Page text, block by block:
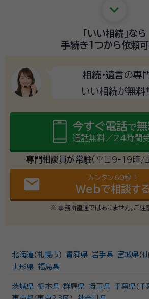
keyboard_arrow_down
「いい相続」なら
手続き1つから依頼可
相続・遺言の専
いい相続が無料
今すぐ電話で
通話無料／24時間
専門相談員が常駐（平日9-19時/
email カンタン60秒！
Webで相談す
※ 事務所直通ではありません。ご注
北海道 (札幌市) 青森県 岩手県 宮城県(
山形県 福島県
茨城県 栃木県 群馬県 埼玉県 千葉県(千